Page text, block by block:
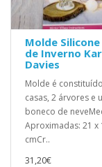
Molde
de Inverno
Davies
Molde é
casas, 2 árvores e
boneco de
Aproximadas: 21 x
cmCr..
31,20€